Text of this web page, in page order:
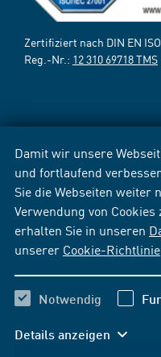
Damit wir unsere
und fortlaufend
Sie die Webseiten weiter
Verwendung von
erhalten Sie in unseren
unserer Cookie-Richtlinie
Notwendig
Details anzeigen
Zertifiziert nach DIN EN
Reg.-Nr.: 12 310 69718 TMS